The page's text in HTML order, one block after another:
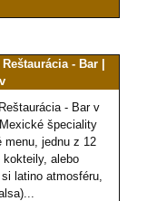
- Bar |
- Bar v
špeciality
jednu z 12
alebo
latino atmosféru,